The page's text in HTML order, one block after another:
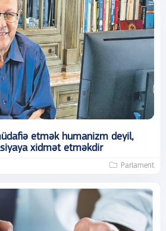
etmək humanizm deyil,
xidmət etməkdir
Parlament